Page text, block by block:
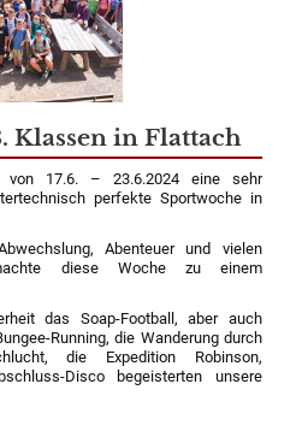
Klassen in Flattach
von 17.6. – 23.6.2024 eine sehr
perfekte Sportwoche in
Abenteuer und vielen
diese Woche zu einem
das Soap-Football, aber auch
Running, die Wanderung durch
,
die Expedition Robinson,
Disco begeisterten unsere